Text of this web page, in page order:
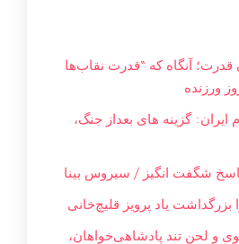
قدرت؛ آنگاه که “قدرت نقاب‌ها
ورزنده
ایران: گزینه های بعداز جنگ،
شگفت انگیز / سیروس بینا
بزرگداشت یاد پرویز قلیچ‌خانی
و لحن تند پادشاهی‌خواهان،